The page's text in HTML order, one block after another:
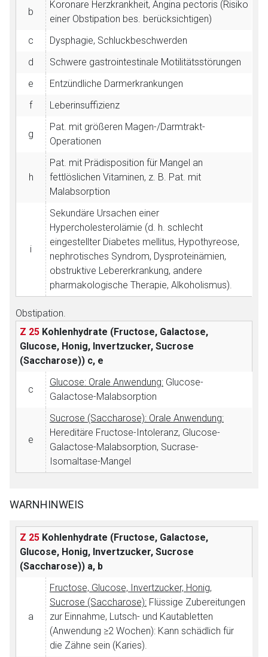
b
Koronare Herzkrankheit, Angina pectoris (Risiko
einer Obstipation bes. berücksichtigen)
c
Dysphagie, Schluckbeschwerden
d
Schwere gastrointestinale Motilitätsstörungen
e
Entzündliche Darmerkrankungen
f
Leberinsuffizienz
g
Pat. mit größeren Magen-/Darmtrakt-
Operationen
h
Pat. mit Prädisposition für Mangel an
fettlöslichen Vitaminen, z. B. Pat. mit
Malabsorption
i
Sekundäre Ursachen einer
Hypercholesterolämie (d. h. schlecht
eingestellter Diabetes mellitus, Hypothyreose,
nephrotisches Syndrom, Dysproteinämien,
obstruktive Lebererkrankung, andere
pharmakologische Therapie, Alkoholismus).
Obstipation.
Z 25 Kohlenhydrate (Fructose, Galactose,
Glucose, Honig, Invertzucker, Sucrose
(Saccharose)) c, e
c
Glucose: Orale Anwendung: Glucose-
Galactose-Malabsorption
e
Sucrose (Saccharose): Orale Anwendung:
Hereditäre Fructose-Intoleranz, Glucose-
Galactose-Malabsorption, Sucrase-
Isomaltase-Mangel
WARNHINWEIS
Z 25 Kohlenhydrate (Fructose, Galactose,
Glucose, Honig, Invertzucker, Sucrose
(Saccharose)) a, b
a
Fructose, Glucose, Invertzucker, Honig,
Sucrose (Saccharose): Flüssige Zubereitungen
zur Einnahme, Lutsch- und Kautabletten
(Anwendung ≥2 Wochen): Kann schädlich für
die Zähne sein (Karies).